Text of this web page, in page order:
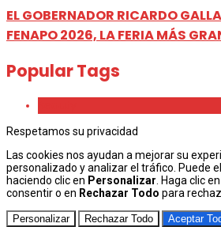
EL GOBERNADOR RICARDO
FENAPO 2026, LA FERIA MÁS
Popular Tags
Respetamos su privacidad
Las cookies nos ayudan a mejorar su
personalizado y analizar el tráfico. Puede
haciendo clic en Personalizar . Haga clic en
consentir o en Rechazar Todo para
Personalizar Rechazar Todo Aceptar